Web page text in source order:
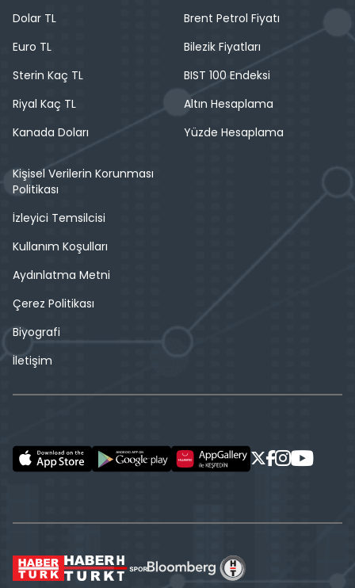
Dolar TL
Euro TL
Sterin Kaç TL
Riyal Kaç TL
Kanada Doları
Brent Petrol Fiyatı
Bilezik Fiyatları
BIST 100 Endeksi
Altın Hesaplama
Yüzde Hesaplama
Kişisel Verilerin Korunması
Politikası
İzleyici Temsilcisi
Kullanım Koşulları
Aydınlatma Metni
Çerez Politikası
Biyografi
İletişim